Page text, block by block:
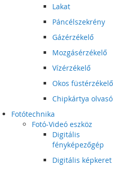
Lakat
Páncélszekrény
Gázérzékelő
Mozgásérzékelő
Vízérzékelő
Okos füstérzékelő
Chipkártya olvasó
Fotótechnika
Fotó-Videó eszköz
Digitális
fényképezőgép
Digitális képkeret